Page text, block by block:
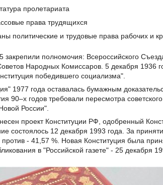
пролетариата
права трудящихся
политические и трудовые права рабочих и
закрепили полномочия: Всероссийского
Народных Комиссаров. 5 декабря 1936
победившего социализма".
1977 года оставалась бумажным
90–х годов требовали пересмотра советского
России".
проект Конституции РФ, одобренный
состоялось 12 декабря 1993 года. За
- 41,57 %. Новая Конституция была
в "Российской газете" - 25 декабря